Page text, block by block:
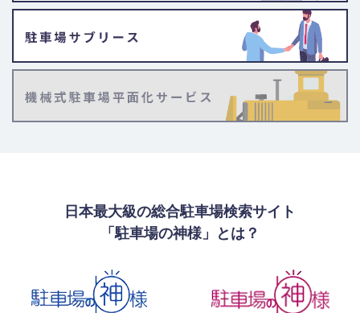
日本最大級の総合駐車場検索サイト
「駐車場の神様」とは？